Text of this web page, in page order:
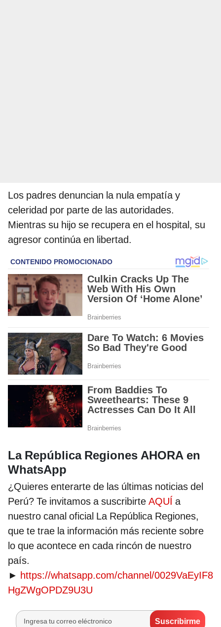
Los padres denuncian la nula empatía y
celeridad por parte de las autoridades.
Mientras su hijo se recupera en el hospital, su
agresor continúa en libertad.
La República Regiones AHORA en
WhatsApp
¿Quieres enterarte de las últimas noticias del
Perú? Te invitamos a suscribirte AQUÍ a
nuestro canal oficial La República Regiones,
que te trae la información más reciente sobre
lo que acontece en cada rincón de nuestro
país.
► https://whatsapp.com/channel/0029VaEyIF8
HgZWgOPDZ9U3U